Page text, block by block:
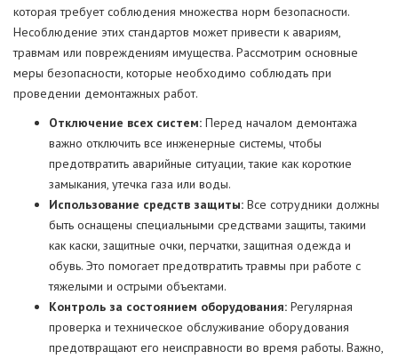
которая требует соблюдения множества норм безопасности.
Несоблюдение этих стандартов может привести к авариям,
травмам или повреждениям имущества. Рассмотрим основные
меры безопасности, которые необходимо соблюдать при
проведении демонтажных работ.
Отключение всех систем: Перед началом демонтажа
важно отключить все инженерные системы, чтобы
предотвратить аварийные ситуации, такие как короткие
замыкания, утечка газа или воды.
Использование средств защиты: Все сотрудники должны
быть оснащены специальными средствами защиты, такими
как каски, защитные очки, перчатки, защитная одежда и
обувь. Это помогает предотвратить травмы при работе с
тяжелыми и острыми объектами.
Контроль за состоянием оборудования: Регулярная
проверка и техническое обслуживание оборудования
предотвращают его неисправности во время работы. Важно,